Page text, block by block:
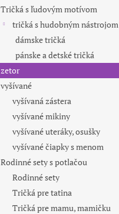
Tričká s ľudovým motívom
tričká s hudobným nástrojom
dámske tričká
pánske a detské tričká
zetor
vyšívané
vyšívaná zástera
vyšívané mikiny
vyšívané uteráky, osušky
vyšívané čiapky s menom
Rodinné sety s potlačou
Rodinné sety
Tričká pre tatina
Tričká pre mamu, mamičku